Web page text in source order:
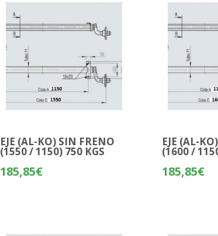
EJE (AL-KO) SIN FRENO
(1550 / 1150) 750 KGS
185,85€
EJE (AL-
(1600 /
185,85€